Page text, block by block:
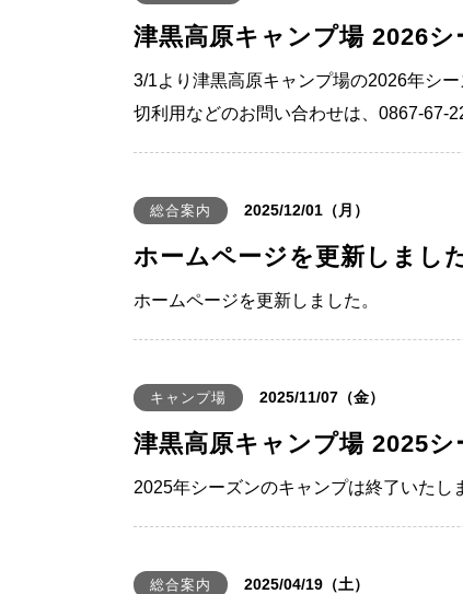
津黒高原キャンプ場 2026シ
3/1より津黒高原キャンプ場の2026年シ
切利用などのお問い合わせは、0867-67-
総合案内 2025/12/01（月）
ホームページを更新しました
ホームページを更新しました。
キャンプ場 2025/11/07（金）
津黒高原キャンプ場 2025シ
2025年シーズンのキャンプは終了いたし
総合案内 2025/04/19（土）